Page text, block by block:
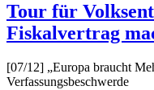
Tour für
Fiskalvertrag
[07/12] „Europa braucht
Verfassungsbeschwerde